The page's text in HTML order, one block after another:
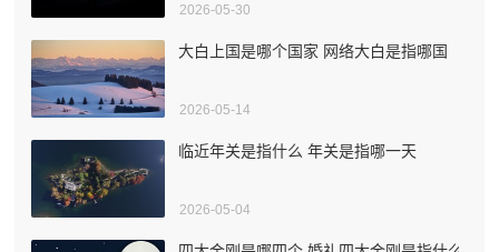
2026-05-30
大白上国是哪个国家 网络大白是指哪国
2026-05-14
临近年关是指什么 年关是指哪一天
2026-05-04